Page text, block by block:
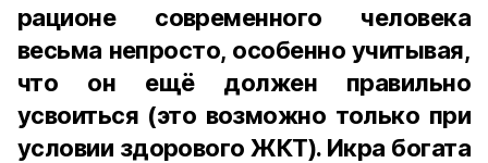
рационе современного человека
весьма непросто, особенно учитывая,
что он ещё должен правильно
усвоиться (это возможно только при
условии здорового ЖКТ). Икра богата